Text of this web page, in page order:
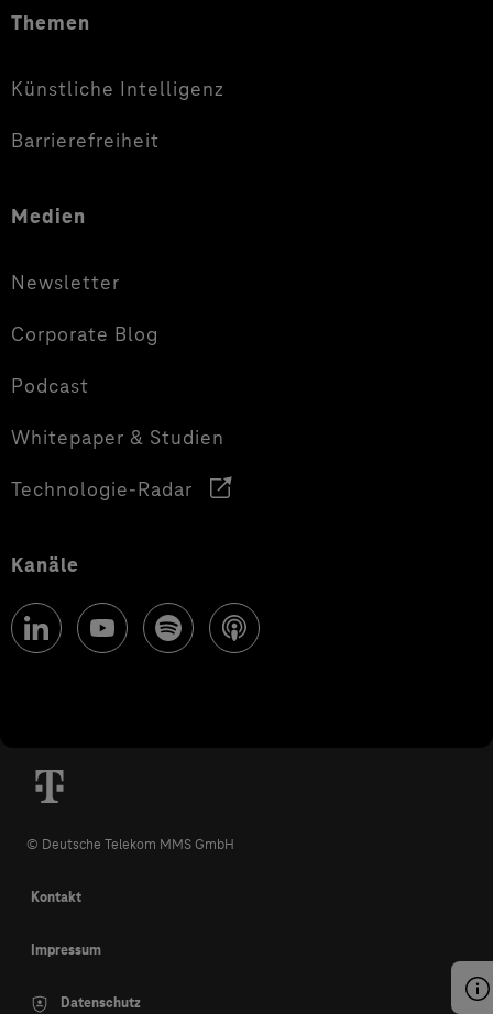
Themen
Künstliche Intelligenz
Barrierefreiheit
Medien
Newsletter
Corporate Blog
Podcast
Whitepaper & Studien
Technologie-Radar
Kanäle
© Deutsche Telekom MMS GmbH
Kontakt
Impressum
Datenschutz